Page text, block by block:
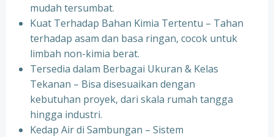
mudah tersumbat.
Kuat Terhadap Bahan Kimia Tertentu – Tahan
terhadap asam dan basa ringan, cocok untuk
limbah non-kimia berat.
Tersedia dalam Berbagai Ukuran & Kelas
Tekanan – Bisa disesuaikan dengan
kebutuhan proyek, dari skala rumah tangga
hingga industri.
Kedap Air di Sambungan – Sistem